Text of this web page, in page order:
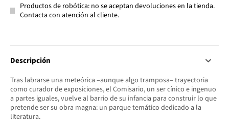
Productos de robótica: no se aceptan devoluciones en la tienda.
Contacta con atención al cliente.
Descripción
Tras labrarse una meteórica –aunque algo tramposa– trayectoria
como curador de exposiciones, el Comisario, un ser cínico e ingenuo
a partes iguales, vuelve al barrio de su infancia para construir lo que
pretende ser su obra magna: un parque temático dedicado a la
literatura.